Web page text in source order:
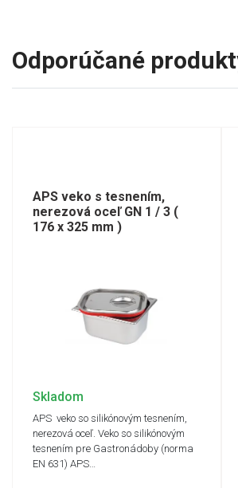
Odporúčané
APS veko s tesnením,
nerezová oceľ GN 1 / 3 (
176 x 325 mm )
Skladom
APS veko so silikónovým tesnením,
nerezová oceľ. Veko so silikónovým
tesnením pre Gastronádoby (norma
EN 631) APS…